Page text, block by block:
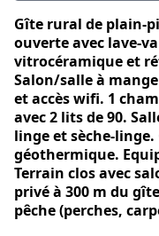
Gîte rural de plain-
ouverte avec lave-
vitrocéramique et
Salon/salle à
et accès wifi. 1
avec 2 lits de 90.
linge et sèche-
géothermique.
Terrain clos avec
privé à 300 m du
pêche (perches,